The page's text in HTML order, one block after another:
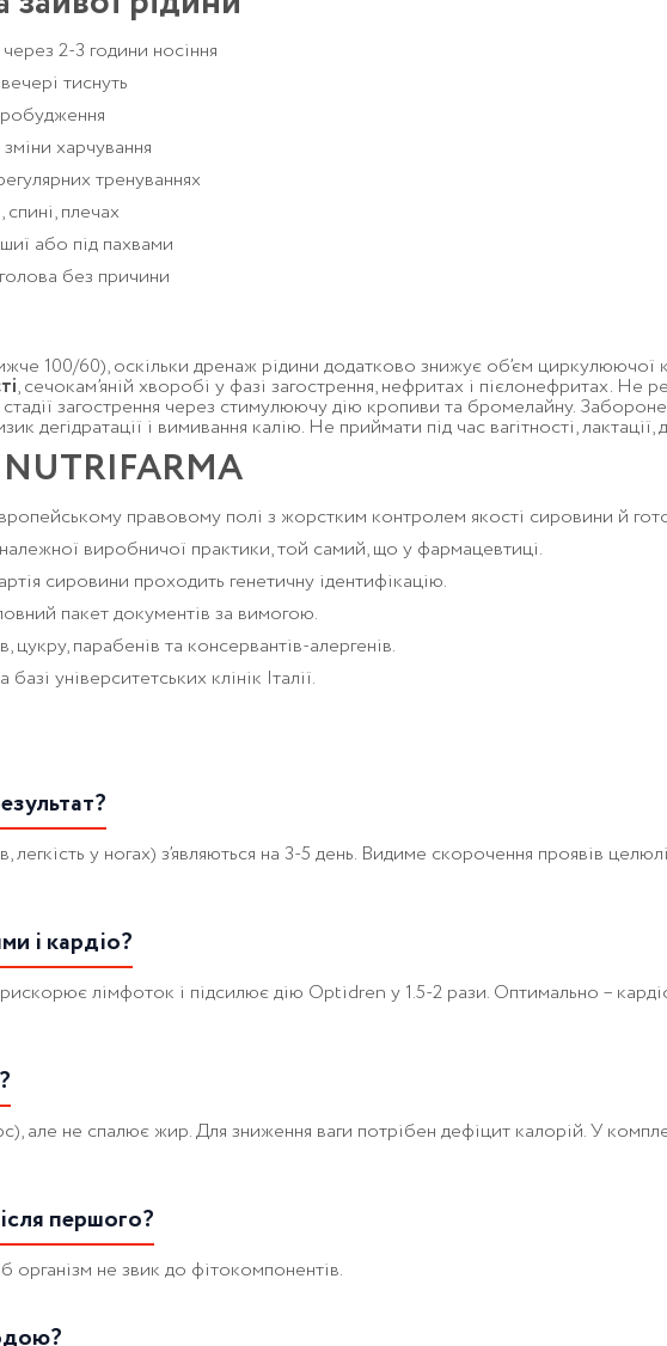
2-3 години носіння
тиснуть
харчування
тренуваннях
плечах
або під пахвами
без причини
100/60), оскільки дренаж рідини додатково знижує об’єм циркулюючої
, сечокам’яній хворобі у фазі загострення, нефритах і пієлонефритах. Не
загострення через стимулюючу дію кропиви та бромелайну.
дегідратації і вимивання калію. Не приймати під час вагітності, лактації,
правовому полі з жорстким контролем якості сировини й
виробничої практики, той самий, що у фармацевтиці.
сировини проходить генетичну ідентифікацію.
пакет документів за вимогою.
цукру, парабенів та консервантів-алергенів.
університетських клінік Італії.
у ногах) з’являються на 3-5 день. Видиме скорочення проявів
і кардіо?
лімфоток і підсилює дію Optidren у 1.5-2 рази. Оптимально –
але не спалює жир. Для зниження ваги потрібен дефіцит калорій. У
першого?
організм не звик до фітокомпонентів.